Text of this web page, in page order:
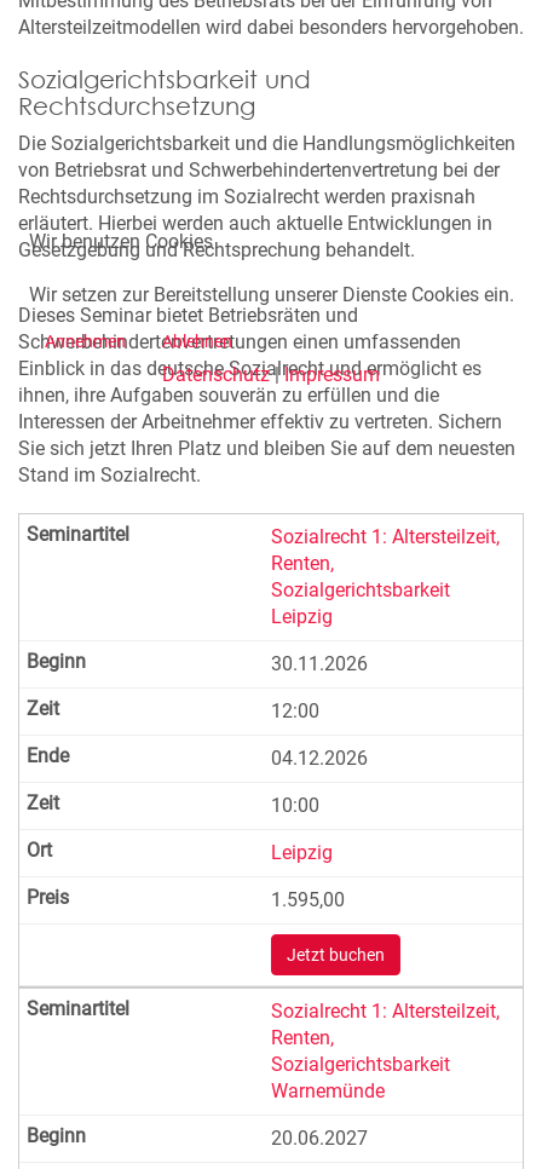
Altersteilzeitmodellen wird dabei besonders hervorgehoben.
Sozialgerichtsbarkeit und
Rechtsdurchsetzung
Die Sozialgerichtsbarkeit und die Handlungsmöglichkeiten
von Betriebsrat und Schwerbehindertenvertretung bei der
Rechtsdurchsetzung im Sozialrecht werden praxisnah
erläutert. Hierbei werden auch aktuelle Entwicklungen in
Gesetzgebung und Rechtsprechung behandelt.
Dieses Seminar bietet Betriebsräten und
Schwerbehindertenvertretungen einen umfassenden
Einblick in das deutsche Sozialrecht und ermöglicht es
ihnen, ihre Aufgaben souverän zu erfüllen und die
Interessen der Arbeitnehmer effektiv zu vertreten. Sichern
Sie sich jetzt Ihren Platz und bleiben Sie auf dem neuesten
Stand im Sozialrecht.
Sozialrecht 1: Altersteilzeit,
Renten,
Sozialgerichtsbarkeit
Leipzig
30.11.2026
12:00
04.12.2026
10:00
Leipzig
1.595,00
Jetzt buchen
Sozialrecht 1: Altersteilzeit,
Renten,
Sozialgerichtsbarkeit
Warnemünde
20.06.2027
Wir benutzen Cookies
Wir setzen zur Bereitstellung unserer Dienste Cookies ein.
Annehmen Ablehnen
Datenschutz|Impressum